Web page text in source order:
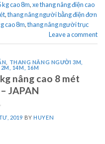
cao 8m,xe thang nâng điện cao
,thang nâng người bằng điện đơn
cao 8m,thang nâng người trục
Leave a comment
THANG NÂNG NGƯỜI 3M,
14M, 16M
nâng cao 8 mét
JAPAN
2019 BYHUYEN